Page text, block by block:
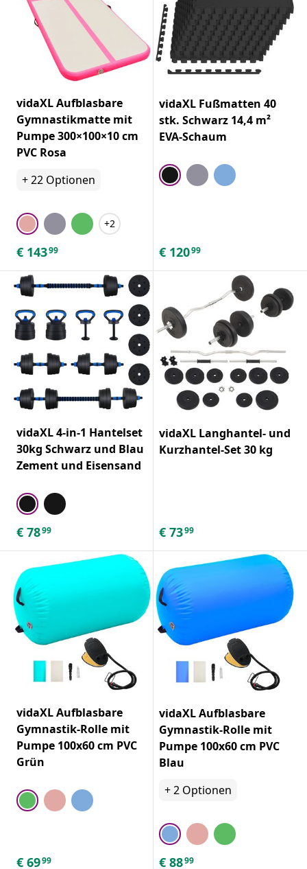
vidaXL Aufblasbare
Gymnastikmatte mit
Pumpe 300×100×10 cm
PVC Rosa
+22 Optionen
+2
€ 14399
vidaXL Fußmatten 40
stk. Schwarz 14,4 m²
EVA-Schaum
€ 12099
vidaXL 4-in-1 Hantelset
30kg Schwarz und Blau
Zement und Eisensand
€ 7899
vidaXL Langhantel- und
Kurzhantel-Set 30 kg
€ 7399
vidaXL Aufblasbare
Gymnastik-Rolle mit
Pumpe 100x60 cm PVC
Grün
€ 6999
vidaXL Aufblasbare
Gymnastik-Rolle mit
Pumpe 100x60 cm PVC
Blau
+2 Optionen
€ 8899